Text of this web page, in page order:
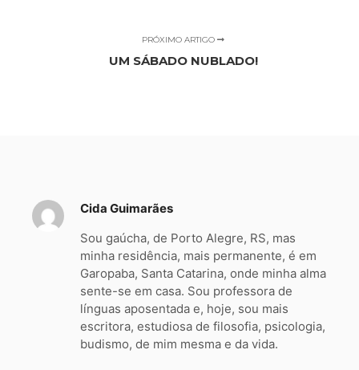
PRÓXIMO ARTIGO
UM SÁBADO NUBLADO!
Cida Guimarães
Sou gaúcha, de Porto Alegre, RS, mas
minha residência, mais permanente, é em
Garopaba, Santa Catarina, onde minha alma
sente-se em casa. Sou professora de
línguas aposentada e, hoje, sou mais
escritora, estudiosa de filosofia, psicologia,
budismo, de mim mesma e da vida.